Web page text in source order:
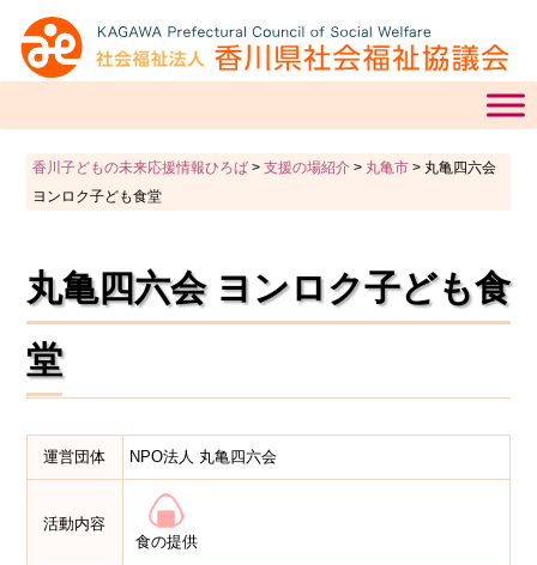
香川子どもの未来応援情報ひろば> 支援の場紹介> 丸亀市> 丸亀四六会
ヨンロク子ども食堂
丸亀四六会 ヨンロク子ども食
堂
運営団体 NPO法人 丸亀四六会
活動内容
食の提供